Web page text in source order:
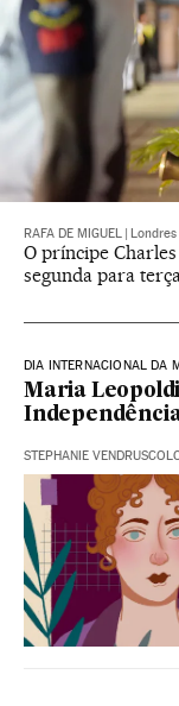
RAFA DE MIGUEL Londres
O príncipe
segunda para
DIA INTERNACIONAL DA
Maria
STEPHANIE